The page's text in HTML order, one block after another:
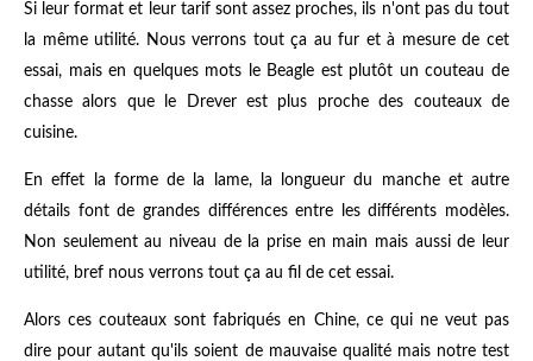
Si leur format et leur tarif sont assez proches, ils n'ont pas du tout
la même utilité. Nous verrons tout ça au fur et à mesure de cet
essai, mais en quelques mots le Beagle est plutôt un couteau de
chasse alors que le Drever est plus proche des couteaux de
cuisine.
En effet la forme de la lame, la longueur du manche et autre
détails font de grandes différences entre les différents modèles.
Non seulement au niveau de la prise en main mais aussi de leur
utilité, bref nous verrons tout ça au fil de cet essai.
Alors ces couteaux sont fabriqués en Chine, ce qui ne veut pas
dire pour autant qu'ils soient de mauvaise qualité mais notre test